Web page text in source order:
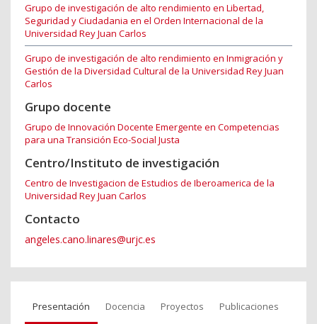
Grupo de investigación de alto rendimiento en Libertad,
Seguridad y Ciudadania en el Orden Internacional de la
Universidad Rey Juan Carlos
Grupo de investigación de alto rendimiento en Inmigración y
Gestión de la Diversidad Cultural de la Universidad Rey Juan
Carlos
Grupo docente
Grupo de Innovación Docente Emergente en Competencias
para una Transición Eco-Social Justa
Centro/Instituto de investigación
Centro de Investigacion de Estudios de Iberoamerica de la
Universidad Rey Juan Carlos
Contacto
angeles.cano.linares@urjc.es
Presentación Docencia Proyectos Publicaciones